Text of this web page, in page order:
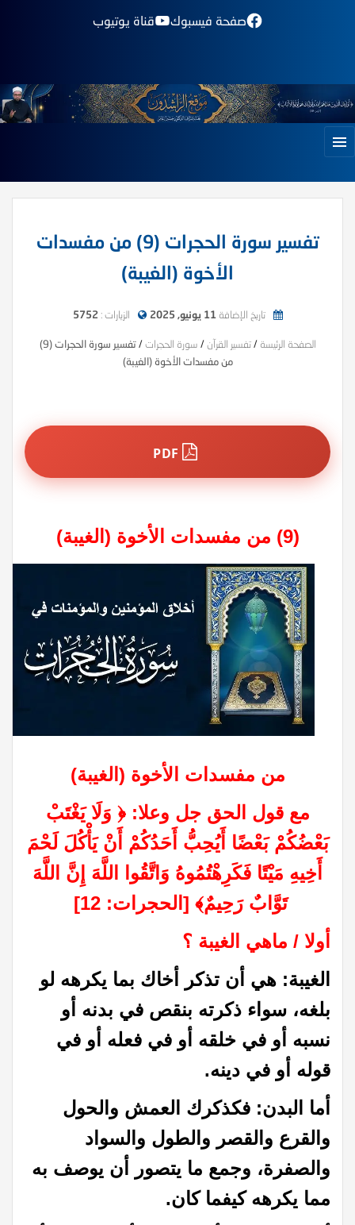
صفحة فيسبوك قناة يوتيوب
تفسير سورة الحجرات (9) من مفسدات
الأخوة (الغيبة)
تاريخ الإضافة 11 يونيو, 2025 الزيارات :5752
الصفحة الرئيسة / تفسير القرآن / سورة الحجرات /
تفسير سورة الحجرات (9)
من مفسدات الأخوة (الغيبة)
(9) من مفسدات الأخوة (الغيبة)
من مفسدات الأخوة (الغيبة)
مع قول الحق جل وعلا: ﴿ وَلَا يَغْتَبْ
بَعْضُكُمْ بَعْضًا أَيُحِبُّ أَحَدُكُمْ أَنْ يَأْكُلَ لَحْمَ
أَخِيهِ مَيْتًا فَكَرِهْتُمُوهُ وَاتَّقُوا اللَّهَ إِنَّ اللَّهَ
تَوَّابٌ رَحِيمٌ﴾ [الحجرات: 12]
أولا / ماهي الغيبة ؟
الغيبة: هي أن تذكر أخاك بما يكرهه لو
بلغه، سواء ذكرته بنقص في بدنه أو
نسبه أو في خلقه أو في فعله أو في
قوله أو في دينه.
أما البدن: فكذكرك العمش والحول
والقرع والقصر والطول والسواد
والصفرة، وجمع ما يتصور أن يوصف به
مما يكرهه كيفما كان.